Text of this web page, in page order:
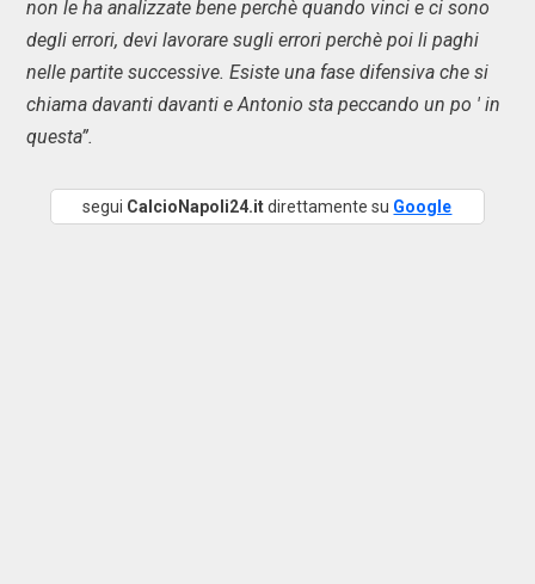
non le ha analizzate bene perchè quando vinci e ci sono
degli errori, devi lavorare sugli errori perchè poi li paghi
nelle partite successive. Esiste una fase difensiva che si
chiama davanti davanti e Antonio sta peccando un po ' in
questa”.
segui CalcioNapoli24.itdirettamente su Google